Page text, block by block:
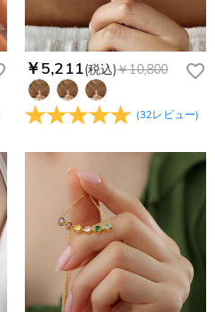
￥5,211(税込)￥10,800
(32レビュー)